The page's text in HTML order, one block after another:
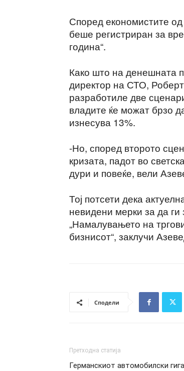
Според економистите
беше регистриран за
година“.
Како што на денешната
директор на СТО,
разработиле две
владите ќе можат брзо
изнесува 13%.
-Но, според второто
кризата, падот во
дури и повеќе, вели
Тој потсети дека
невидени мерки за да ги
„Намалувањето на
бизнисот“, заклучи
Сподели
Претходна статија
Германскиот автомобилски